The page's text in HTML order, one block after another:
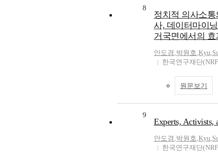
8
정치적 의사소
사, 데이터마이
거국면에서의 효
안도경 ,박원호,Kyu,
한국연구재단
원문보기
9
Experts, Activists,
안도경 ,박원호,Kyu,
한국연구재단